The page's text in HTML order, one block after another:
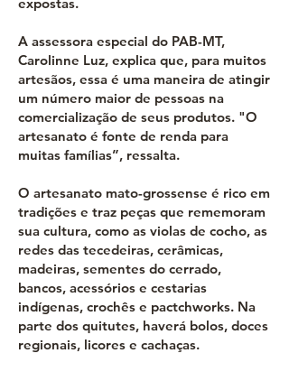
A assessora especial do PAB-MT,
Carolinne Luz, explica que, para muitos
artesãos, essa é uma maneira de atingir
um número maior de pessoas na
comercialização de seus produtos. "O
artesanato é fonte de renda para
muitas famílias”, ressalta.
O artesanato mato-grossense é rico em
tradições e traz peças que rememoram
sua cultura, como as violas de cocho, as
redes das tecedeiras, cerâmicas,
madeiras, sementes do cerrado,
bancos, acessórios e cestarias
indígenas, crochês e pactchworks. Na
parte dos quitutes, haverá bolos, doces
regionais, licores e cachaças.